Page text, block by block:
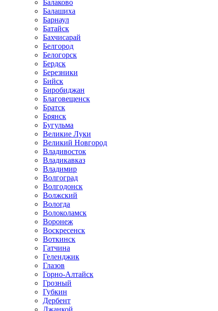
Балаково
Балашиха
Барнаул
Батайск
Бахчисарай
Белгород
Белогорск
Бердск
Березники
Бийск
Биробиджан
Благовещенск
Братск
Брянск
Бугульма
Великие Луки
Великий Новгород
Владивосток
Владикавказ
Владимир
Волгоград
Волгодонск
Волжский
Вологда
Волоколамск
Воронеж
Воскресенск
Воткинск
Гатчина
Геленджик
Глазов
Горно-Алтайск
Грозный
Губкин
Дербент
Джанкой